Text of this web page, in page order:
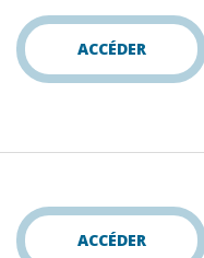
ACCÉDER
ACCÉDER